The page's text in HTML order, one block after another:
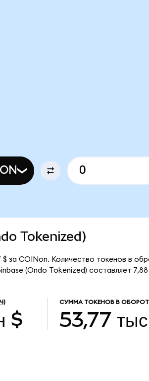
Tokenized)
за COINon. Количество токенов в
(Ondo Tokenized) составляет 7,88
$
СУММА ТОКЕНОВ В
53,77